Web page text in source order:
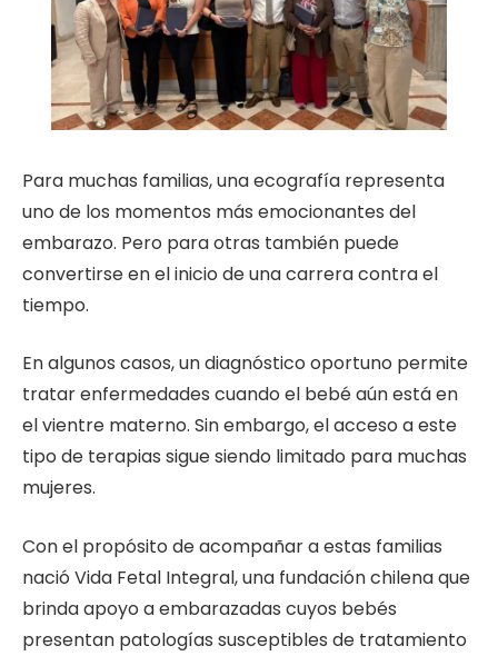
Para muchas familias, una ecografía representa
uno de los momentos más emocionantes del
embarazo. Pero para otras también puede
convertirse en el inicio de una carrera contra el
tiempo.
En algunos casos, un diagnóstico oportuno permite
tratar enfermedades cuando el bebé aún está en
el vientre materno. Sin embargo, el acceso a este
tipo de terapias sigue siendo limitado para muchas
mujeres.
Con el propósito de acompañar a estas familias
nació Vida Fetal Integral, una fundación chilena que
brinda apoyo a embarazadas cuyos bebés
presentan patologías susceptibles de tratamiento